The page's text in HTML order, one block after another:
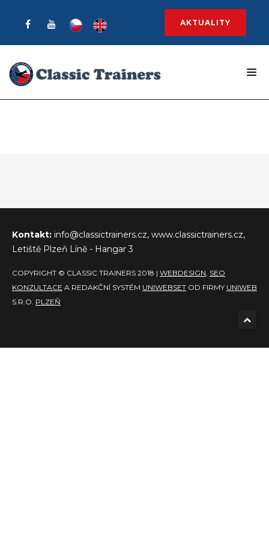
AKTUALITY
Kontakt: info@classictrainers.cz, www.classictrainers.cz,
Letiště Plzeň Líně - Hangar 3
COPYRIGHT © CLASSIC TRAINERS 2018 | WEBDESIGN, SEO
KONZULTACE A REDAKČNÍ SYSTÉM UNIWEBSET OD FIRMY UNIWEB
S.R.O. PLZEŇ